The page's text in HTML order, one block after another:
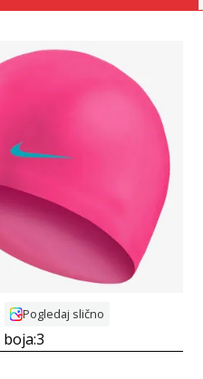
Uporedi
Pogledaj slično
3